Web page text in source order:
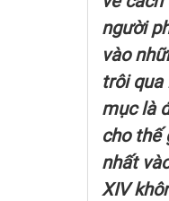
người
vào
trôi qua
mục là
cho thế
nhất
XIV